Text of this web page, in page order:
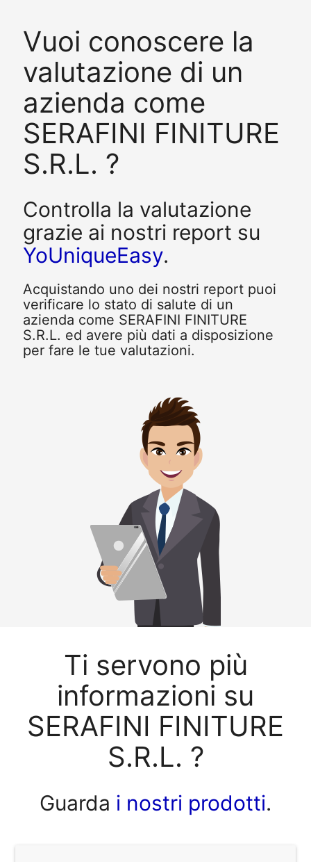
Vuoi conoscere la
valutazione di un
azienda come
SERAFINI FINITURE
S.R.L. ?
Controlla la valutazione
grazie ai nostri report su
YoUniqueEasy.
Acquistando uno dei nostri report puoi
verificare lo stato di salute di un
azienda come SERAFINI FINITURE
S.R.L. ed avere più dati a disposizione
per fare le tue valutazioni.
Ti servono più
informazioni su
SERAFINI FINITURE
S.R.L. ?
Guarda i nostri prodotti.